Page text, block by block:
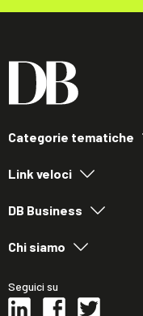
Categorie tematiche
Link veloci
DB Business
Chi siamo
Seguici su